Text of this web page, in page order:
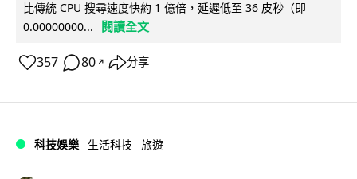
比傳統 CPU 搜尋速度快約 1 億倍，延遲低至 36 皮秒（即
0.00000000...
閱讀全文
357 80 ↗ 分享
科技娛樂 生活科技 旅遊